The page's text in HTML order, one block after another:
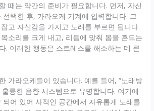
때는 약간의 준비가 필요합니다. 먼저, 자신
선택한 후, 가라오케 기계에 입력합니다. 그
고 자신감을 가지고 노래를 부르면 됩니다.
소리를 크게 내고, 리듬에 맞춰 몸을 흔드는
. 이러한 행동은 스트레스를 해소하는 데 큰
가라오케들이 있습니다. 예를 들어, “노래방
륭한 음향 시스템으로 유명합니다. 여기에
되어 있어 사적인 공간에서 자유롭게 노래를